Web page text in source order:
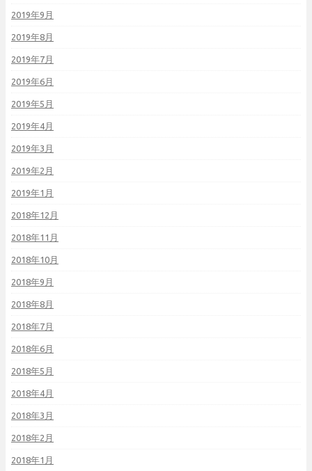
2019年9月
2019年8月
2019年7月
2019年6月
2019年5月
2019年4月
2019年3月
2019年2月
2019年1月
2018年12月
2018年11月
2018年10月
2018年9月
2018年8月
2018年7月
2018年6月
2018年5月
2018年4月
2018年3月
2018年2月
2018年1月